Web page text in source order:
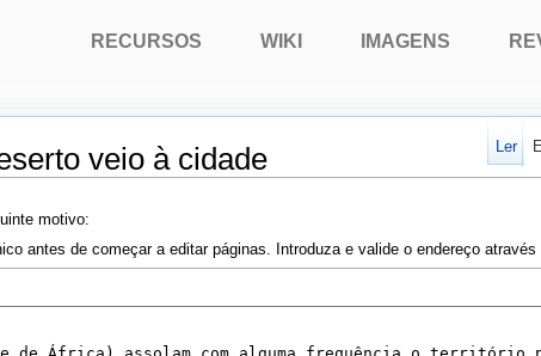
veio à cidade
motivo:
antes de começar a editar páginas. Introduza e valide o endereço através
RECURSOS WIKI IMAGENS
Ler